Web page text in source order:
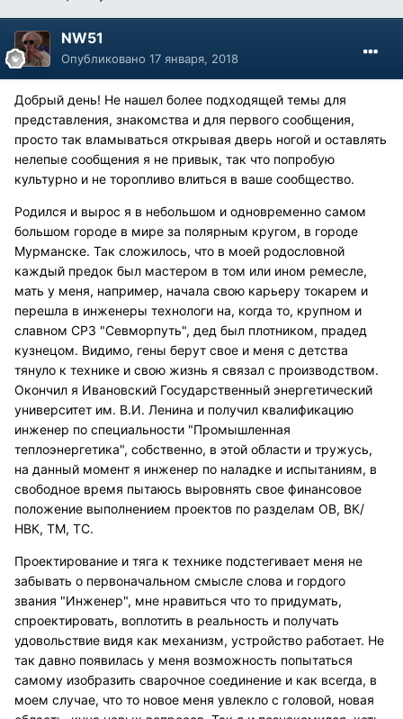
NW51
Опубликовано 17 января, 2018
Добрый день! Не нашел более подходящей темы для
представления, знакомства и для первого сообщения,
просто так вламываться открывая дверь ногой и оставлять
нелепые сообщения я не привык, так что попробую
культурно и не торопливо влиться в ваше сообщество.
Родился и вырос я в небольшом и одновременно самом
большом городе в мире за полярным кругом, в городе
Мурманске. Так сложилось, что в моей родословной
каждый предок был мастером в том или ином ремесле,
мать у меня, например, начала свою карьеру токарем и
перешла в инженеры технологи на, когда то, крупном и
славном СРЗ "Севморпуть", дед был плотником, прадед
кузнецом. Видимо, гены берут свое и меня с детства
тянуло к технике и свою жизнь я связал с производством.
Окончил я Ивановский Государственный энергетический
университет им. В.И. Ленина и получил квалификацию
инженер по специальности "Промышленная
теплоэнергетика", собственно, в этой области и тружусь,
на данный момент я инженер по наладке и испытаниям, в
свободное время пытаюсь выровнять свое финансовое
положение выполнением проектов по разделам ОВ, ВК/
НВК, ТМ, ТС.
Проектирование и тяга к технике подстегивает меня не
забывать о первоначальном смысле слова и гордого
звания "Инженер", мне нравиться что то придумать,
спроектировать, воплотить в реальность и получать
удовольствие видя как механизм, устройство работает. Не
так давно появилась у меня возможность попытаться
самому изобразить сварочное соединение и как всегда, в
моем случае, что то новое меня увлекло с головой, новая